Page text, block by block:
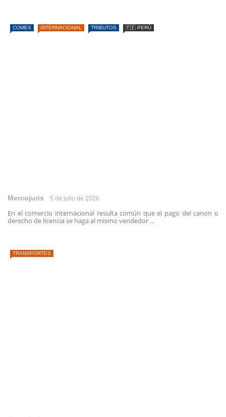
COMEX INTERNACIONAL TRIBUTOS 🇵🇪 PERÚ
Mercojuris 5 de julio de 2026
En el comercio internacional resulta común que el pago del canon o
derecho de licencia se haga al mismo vendedor ...
TRANSPORTES